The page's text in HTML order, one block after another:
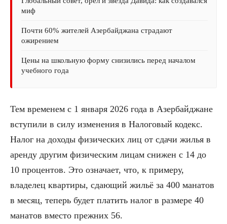
миф
Почти 60% жителей Азербайджана страдают
ожирением
Цены на школьную форму снизились перед началом
учебного года
Тем временем с 1 января 2026 года в Азербайджане
вступили в силу изменения в Налоговый кодекс.
Налог на доходы физических лиц от сдачи жилья в
аренду другим физическим лицам снижен с 14 до
10 процентов. Это означает, что, к примеру,
владелец квартиры, сдающий жильё за 400 манатов
в месяц, теперь будет платить налог в размере 40
манатов вместо прежних 56.